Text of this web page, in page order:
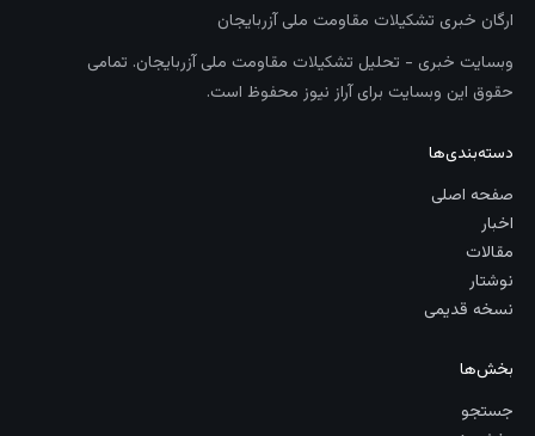
ارگان خبری تشکیلات مقاومت ملی آزربایجان
وبسایت خبری - تحلیل تشکیلات مقاومت ملی آزربایجان. تمامی
حقوق این وبسایت برای آراز نیوز محفوظ است.
دسته‌بندی‌ها
صفحه اصلی
اخبار
مقالات
نوشتار
نسخه قدیمی
بخش‌ها
جستجو